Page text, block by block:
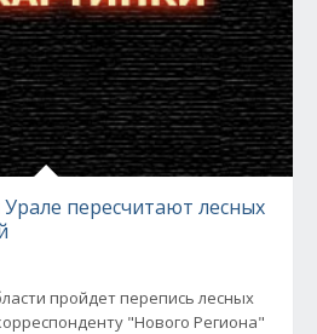
пересчитают лесных
пройдет перепись лесных
"Нового Региона"